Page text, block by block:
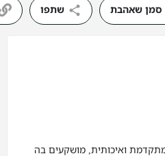
סמן שאהבת שתפו
ואיכותית, מושקעים בה